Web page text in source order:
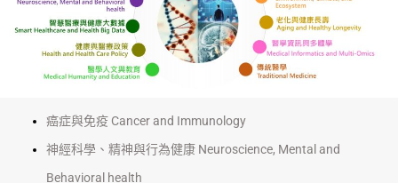
癌症與免疫 Cancer and Immunology
神經科學、精神與行為健康 Neuroscience, Mental and
Behavioral health